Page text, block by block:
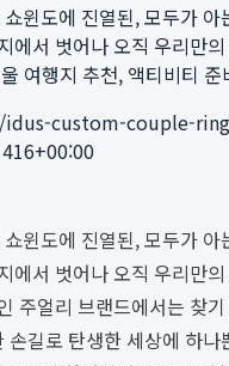
윈도에 진열된, 모두가
에서 벗어나 오직 우리만
여행지 추천, 액티비티
custom-couple-
윈도에 진열된, 모두가
에서 벗어나 오직 우리만
주얼리 브랜드에서는 찾
길로 탄생한 세상에 하